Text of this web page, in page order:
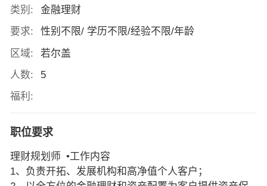
类别:
金融理财
要求:
性别不限/ 学历不限/经验不限/年龄
区域:
若尔盖
人数:
5
福利:
职位要求
理财规划师 •工作内容
1、负责开拓、发展机构和高净值个人客户；